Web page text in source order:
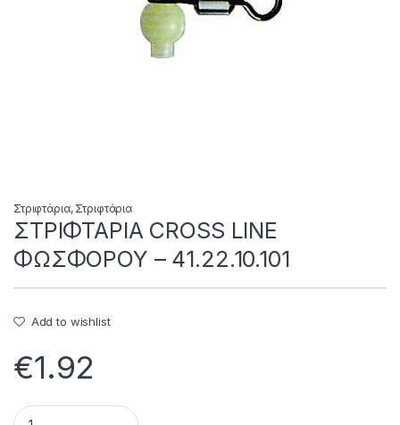
Στριφτάρια, Στριφτάρια
ΣΤΡΙΦΤΑΡΙΑ CROSS LINE
ΦΩΣΦΟΡΟΥ – 41.22.10.101
Add to wishlist
€1.92
ΣΤΡΙΦΤΑΡΙΑ CROSS LINE ΦΩΣΦΟΡΟΥ - 41.22.10.101 quantity